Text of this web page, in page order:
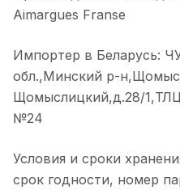
Aimargues Franse
Импортер в Беларусь:
обл.,Минский р-
Щомыслицкий,д.28/
№24
Условия и сроки
срок годности, номер